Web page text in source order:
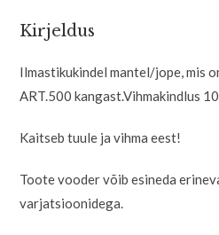
Kirjeldus
Ilmastikukindel mantel/jope, mis
ART.500 kangast.Vihmakindlus
Kaitseb tuule ja vihma eest!
Toote vooder võib esineda
varjatsioonidega.